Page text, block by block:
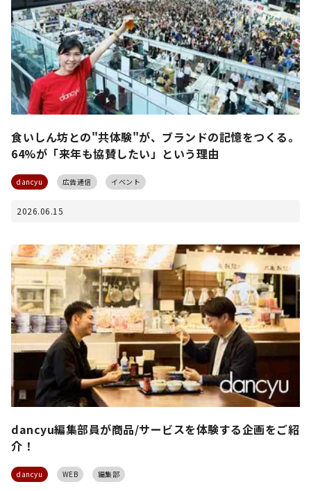
食いしん坊との"共体験"が、ブランドの記憶をつくる。
64%が「来年も協賛したい」という理由
dancyu 広告通信 イベント
2026.06.15
dancyu編集部員が商品/サービスを体験する企画をご紹
介！
dancyu WEB 編集部